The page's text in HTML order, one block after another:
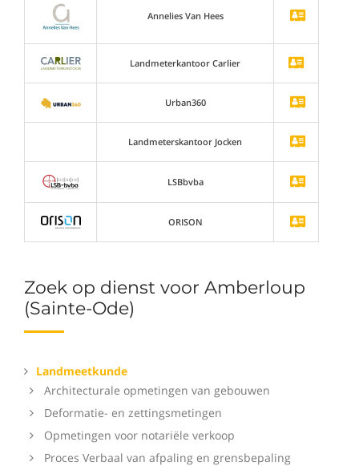
Zoek op dienst voor Amberloup
(Sainte-Ode)
Landmeetkunde
Architecturale opmetingen van gebouwen
Deformatie- en zettingsmetingen
Opmetingen voor notariële verkoop
Proces Verbaal van afpaling en grensbepaling
Annelies Van Hees
Landmeterkantoor Carlier
Urban360
Landmeterskantoor Jocken
LSBbvba
ORISON